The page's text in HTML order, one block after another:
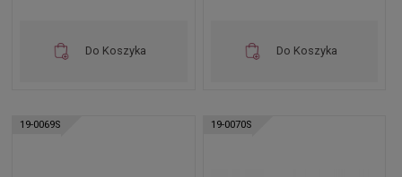
Do Koszyka Do Koszyka
19-0069S 19-0070S